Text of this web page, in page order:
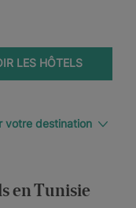
LES HÔTELS
votre destination
en Tunisie